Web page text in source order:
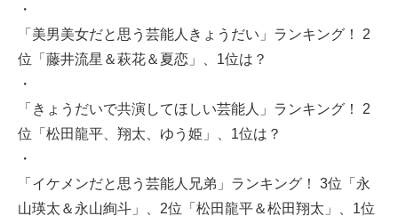
・
「美男美女だと思う芸能人きょうだい」ランキング！ 2
位「藤井流星＆萩花＆夏恋」、1位は？
・
「きょうだいで共演してほしい芸能人」ランキング！ 2
位「松田龍平、翔太、ゆう姫」、1位は？
・
「イケメンだと思う芸能人兄弟」ランキング！ 3位「永
山瑛太＆永山絢斗」、2位「松田龍平＆松田翔太」、1位